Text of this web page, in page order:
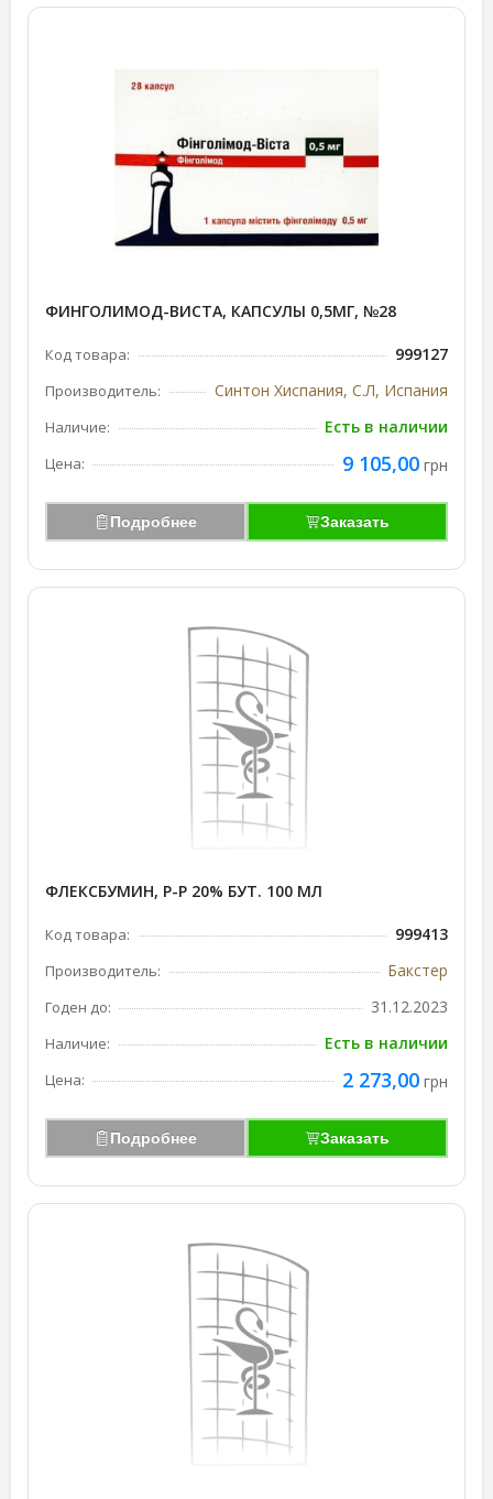
ФИНГОЛИМОД-ВИСТА, КАПСУЛЫ 0,5МГ, №28
Код товара: 999127
Производитель: Синтон Хиспания, С.Л, Испания
Наличие: Есть в наличии
Цена: 9 105,00 грн
Подробнее Заказать
ФЛЕКСБУМИН, Р-Р 20% БУТ. 100 МЛ
Код товара: 999413
Производитель: Бакстер
Годен до: 31.12.2023
Наличие: Есть в наличии
Цена: 2 273,00 грн
Подробнее Заказать